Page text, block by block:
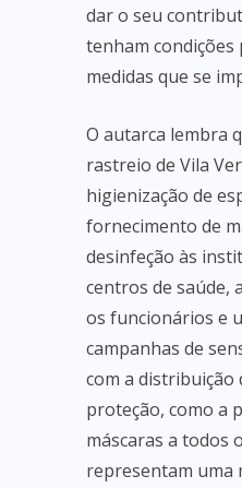
dar o seu
tenham
medidas que se
O autarca lembra
rastreio de Vila
higienização de
fornecimento de
desinfeção às
centros de saúde,
os funcionários e
campanhas de
com a distribuição
proteção, como a
máscaras a todos
representam uma